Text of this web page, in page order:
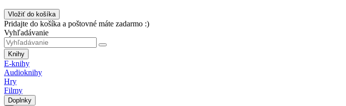
Vložiť do košíka
Pridajte do košíka a poštovné máte zadarmo :)
Vyhľadávanie
Knihy
E-knihy
Audioknihy
Hry
Filmy
Doplnky